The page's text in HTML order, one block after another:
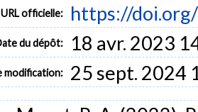
URL officielle: https://
du dépôt: 18 avr. 2023
modification: 25 sept. 2024